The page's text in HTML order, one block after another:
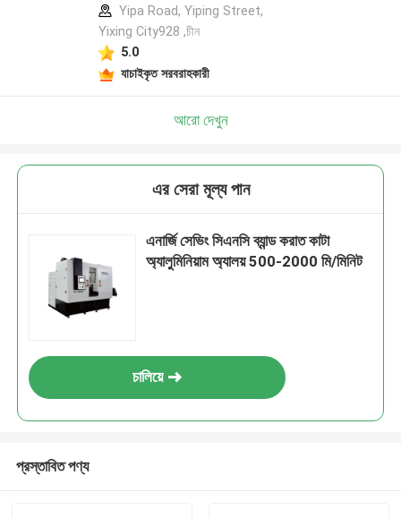
Yipa Road, Yiping Street,
Yixing City928 ,চীন
5.0
যাচাইকৃত সরবরাহকারী
আরো দেখুন
এর সেরা মূল্য পান
এনার্জি সেভিং সিএনসি ব্যান্ড করাত কাটা
অ্যালুমিনিয়াম অ্যালয় 500-2000 মি/মিনিট
চালিয়ে
প্রস্তাবিত পণ্য